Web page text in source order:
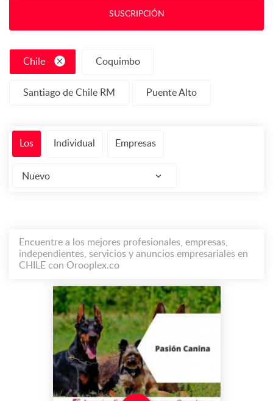
SUSCRIPCIÓN
Chile Coquimbo
Santiago de Chile RM Puente Alto
Los Individual Empresas
Nuevo
Encuentre a los mejores profesionales, empresas,
independientes, servicios y anuncios empresariales en
CHILE con Orooplex.co